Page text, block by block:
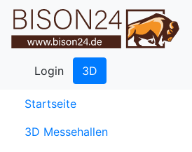
Login 3D
Startseite(current)
3D Messehallen